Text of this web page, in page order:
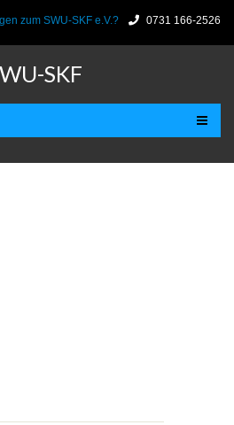
zum SWU-SKF e.V.? 0731 166-2526
SKF